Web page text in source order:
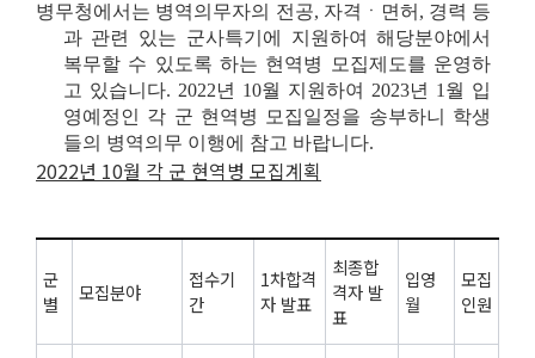
병무청에서는 병역의무자의 전공, 자격ㆍ면허, 경력 등
과 관련 있는 군사특기에 지원하여 해당분야에서
복무할 수 있도록 하는 현역병 모집제도를 운영하
고 있습니다. 2022년 10월 지원하여 2023년 1월 입
영예정인 각 군 현역병 모집일정을 송부하니
학생
들의 병역의무 이행에 참고 바랍니다.
2022년 10월 각 군 현역병 모집계획
군
별
모집분야
접수기
간
1차합격
자 발표
최종합
격자 발
표
입영
월
모집
인원